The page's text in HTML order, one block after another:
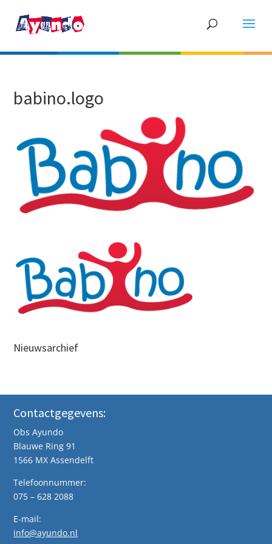
babino.logo
Nieuwsarchief
Contactgegevens:
Obs Ayundo
Blauwe Ring 91
1566 MX Assendelft
Telefoonnummer:
075 – 628 2088
E-mail:
info@ayundo.nl